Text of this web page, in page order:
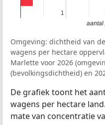
1
1
aantal
Omgeving: dichtheid van
wagens per hectare
Marlette voor 2026
(bevolkingsdichtheid) en
De grafiek toont het
wagens per hectare
mate van concentratie